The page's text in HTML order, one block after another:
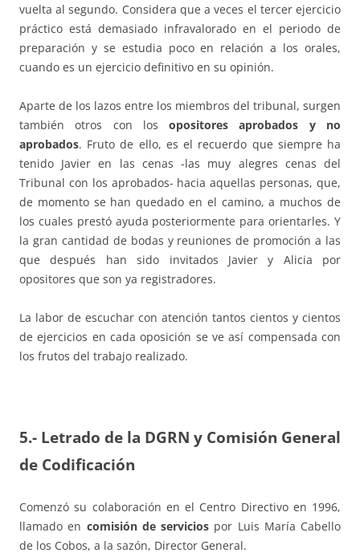
vuelta al segundo. Considera que a veces el tercer ejercicio
práctico está demasiado infravalorado en el periodo de
preparación y se estudia poco en relación a los orales,
cuando es un ejercicio definitivo en su opinión.
Aparte de los lazos entre los miembros del tribunal, surgen
también otros con losopositores aprobados y no
aprobados. Fruto de ello, es el recuerdo que siempre ha
tenido Javier en las cenas -las muy alegres cenas del
Tribunal con los aprobados- hacia aquellas personas, que,
de momento se han quedado en el camino, a muchos de
los cuales prestó ayuda posteriormente para orientarles. Y
la gran cantidad de bodas y reuniones de promoción a las
que después han sido invitados Javier y Alicia por
opositores que son ya registradores.
La labor de escuchar con atención tantos cientos y cientos
de ejercicios en cada oposición se ve así compensada con
los frutos del trabajo realizado.
5.- Letrado de la DGRN y Comisión General
de Codificación
Comenzó su colaboración en el Centro Directivo en 1996,
llamado en comisión de servicios por Luis María Cabello
de los Cobos, a la sazón, Director General.